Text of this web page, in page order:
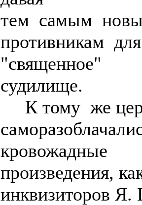
тем самым
противникам
"священное"
судилище.
К тому же
кровожадные
произведения,
инквизиторов